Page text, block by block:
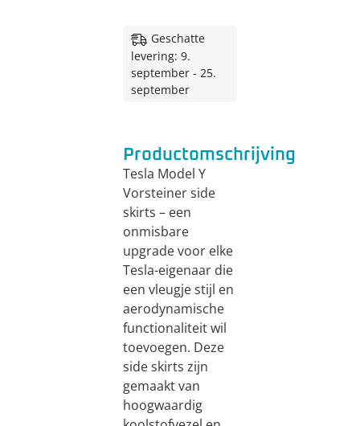
Geschatte
levering: 9.
september - 25.
september
Productomschrijving
Tesla Model Y
Vorsteiner side
skirts – een
onmisbare
upgrade voor elke
Tesla-eigenaar die
een vleugje stijl en
aerodynamische
functionaliteit wil
toevoegen. Deze
side skirts zijn
gemaakt van
hoogwaardig